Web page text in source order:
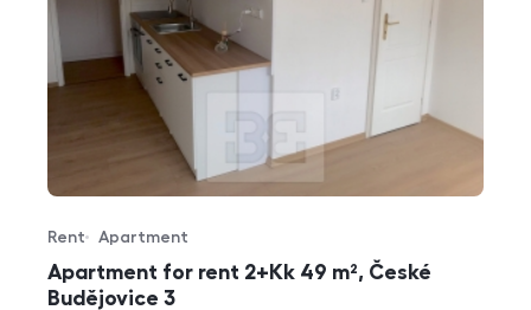
Apartment for rent 2+Kk 49 m², České
Budějovice 3
Offer type
Rent
Property type
Apartment